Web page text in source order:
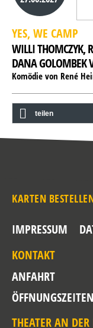
YES, WE CAMP
WILLI THOMCZYK,
DANA GOLOMBEK
Komödie von René
teilen
KARTEN
IMPRESSUM
KONTAKT
ANFAHRT
ÖFFNUNGSZEITEN
THEATER AN DER